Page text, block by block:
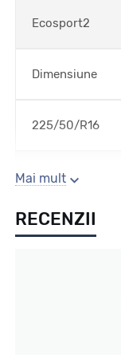
Ecosport2
Dimensiune
225/50/R16
Sezon
Vara
Mai mult
RECENZII